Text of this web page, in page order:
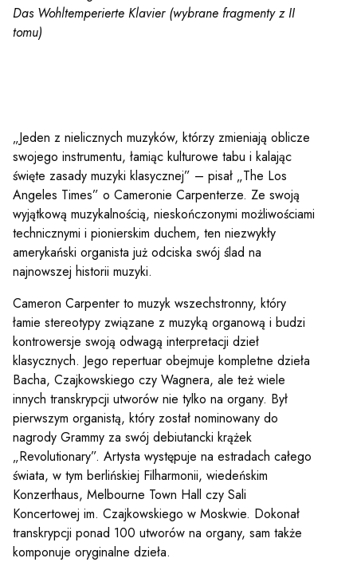
Das Wohltemperierte Klavier (wybrane fragmenty z II
tomu)
„Jeden z nielicznych muzyków, którzy zmieniają oblicze
swojego instrumentu, łamiąc kulturowe tabu i kalając
święte zasady muzyki klasycznej” – pisał „The Los
Angeles Times” o Cameronie Carpenterze. Ze swoją
wyjątkową muzykalnością, nieskończonymi możliwościami
technicznymi i pionierskim duchem, ten niezwykły
amerykański organista już odciska swój ślad na
najnowszej historii muzyki.
Cameron Carpenter to muzyk wszechstronny, który
łamie stereotypy związane z muzyką organową i budzi
kontrowersje swoją odwagą interpretacji dzieł
klasycznych. Jego repertuar obejmuje kompletne dzieła
Bacha, Czajkowskiego czy Wagnera, ale też wiele
innych transkrypcji utworów nie tylko na organy. Był
pierwszym organistą, który został nominowany do
nagrody Grammy za swój debiutancki krążek
„Revolutionary”. Artysta występuje na estradach całego
świata, w tym berlińskiej Filharmonii, wiedeńskim
Konzerthaus, Melbourne Town Hall czy Sali
Koncertowej im. Czajkowskiego w Moskwie. Dokonał
transkrypcji ponad 100 utworów na organy, sam także
komponuje oryginalne dzieła.